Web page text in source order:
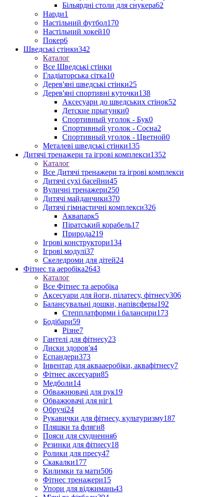
Більярдні столи для снукера62
Нарди1
Настільний футбол170
Настільний хокей10
Покер6
Шведські стінки342
Каталог
Все Шведські стінки
Гладіаторська сітка10
Дерев'яні шведські стінки25
Дерев'яні спортивні куточки138
Аксесуари до шведських стінок52
Детские прыгунки0
Спортивный уголок - Бук0
Спортивный уголок - Сосна2
Спортивный уголок - Цветной0
Металеві шведські стінки135
Дитячі тренажери та ігрові комплекси1352
Каталог
Все Дитячі тренажери та ігрові комплекси
Дитячі сухі басейни45
Вуличні тренажери250
Дитячі майданчики370
Дитячі гімнастичні комплекси326
Аквапарк5
Піратський корабель17
Природа219
Ігрові конструктори134
Ігрові модулі37
Скеледроми для дітей24
Фітнес та аеробіка2643
Каталог
Все Фітнес та аеробіка
Аксесуари для йоги, пілатесу, фітнесу306
Балансувальні дошки, напівсферы192
Степплатформи і балансири173
Бодібари59
Різне7
Гантелі для фітнесу23
Диски здоров'я4
Еспандери373
Інвентар для аквааеробіки, аквафітнесу7
Фітнес аксесуари85
Медболи14
Обважнювачі для рук19
Обважювачі для ніг1
Обручі24
Рукавички для фітнесу, культуризму187
Пляшки та фляги8
Пояси для схуднення6
Резинки для фітнесу18
Ролики для пресу47
Скакалки177
Килимки та мати506
Фітнес тренажери15
Упори для віджимань43